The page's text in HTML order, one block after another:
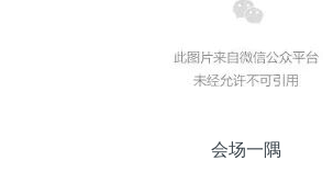
会场一隅